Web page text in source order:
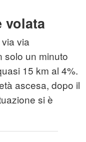
volata
via
solo un minuto
15 km al 4%.
ascesa, dopo il
si è